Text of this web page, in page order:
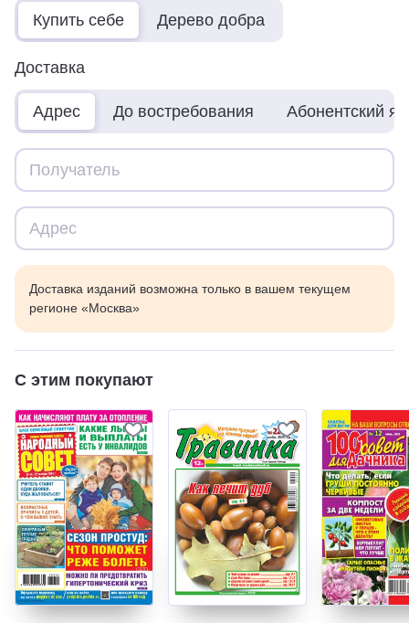
Купить себе Дерево добра
Доставка
Адрес До востребования Абонентский
Доставка изданий возможна только в вашем текущем
регионе «Москва»
С этим покупают